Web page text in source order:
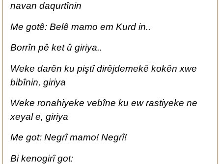
navan daqurtînin
Me gotê: Belê mamo em Kurd in..
Borrîn pê ket û giriya..
Weke darên ku piştî dirêjdemekê kokên xwe
bibînin, giriya
Weke ronahiyeke vebîne ku ew rastiyeke ne
xeyal e, giriya
Me got: Negrî mamo! Negrî!
Bi kenogirî got: